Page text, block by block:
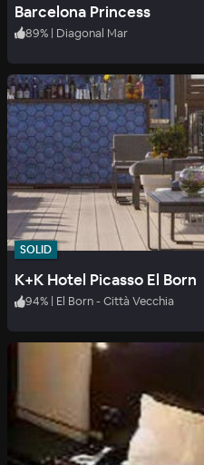
Barcelona Princess
89% | Diagonal Mar
SOLID
K+K Hotel Picasso El Born
94% El Born - Città Vecchia